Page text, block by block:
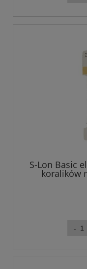
S-Lon Basic
koralików